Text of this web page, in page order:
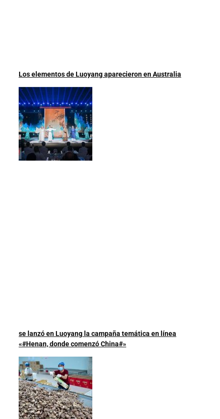
Los elementos de Luoyang aparecieron en Australia
se lanzó en Luoyang la campaña temática en línea
«#Henan, donde comenzó China#»